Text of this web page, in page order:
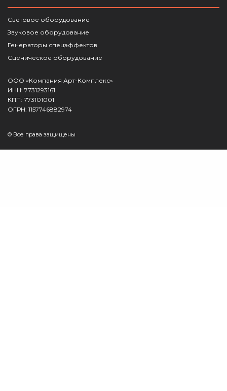
Световое оборудование
Звуковое оборудование
Генераторы спецэффектов
Сценическое оборудование
ООО «Компания Арт-Комплекс»
ИНН: 7731293161
КПП: 773101001
ОГРН: 1157746882974
© Все права защищены